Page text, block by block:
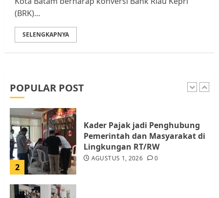
(BRK)...
SELENGKAPNYA
POPULAR POST
5
JULI 15, 2026 0
1
2
Kader Pajak jadi Penghubung
Pemerintah dan Masyarakat di
Lingkungan RT/RW
AGUSTUS 1, 2026 0